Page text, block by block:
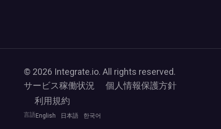
© 2026 Integrate.io. All rights reserved.
サービス稼働状況
個人情報保護方針
利用規約
言語 English 日本語 한국어